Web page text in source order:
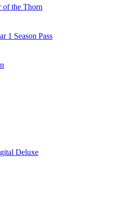
of the Thorn
1 Season Pass
Deluxe